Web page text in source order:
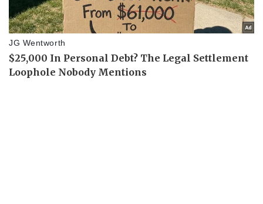
Pháp luật
Vụ án
Tin nóng
Tư vấn luật
Quân sự - Quốc phòng
Vũ khí
Việt Nam